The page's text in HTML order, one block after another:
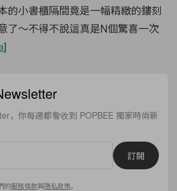
的小書櫃隔間竟是一幅精緻的鏤刻
了～不得不說這真是N個驚喜一次
]
，你每週都會收到 POPBEE 獨家時尚新
訂閱
的服務條款與隱私政策。